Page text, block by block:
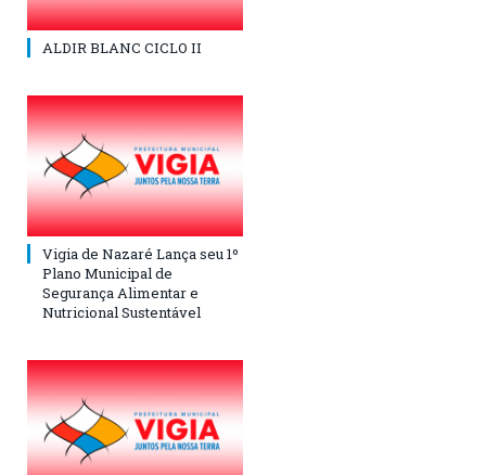
ALDIR BLANC CICLO II
Vigia de Nazaré Lança seu 1º
Plano Municipal de
Segurança Alimentar e
Nutricional Sustentável